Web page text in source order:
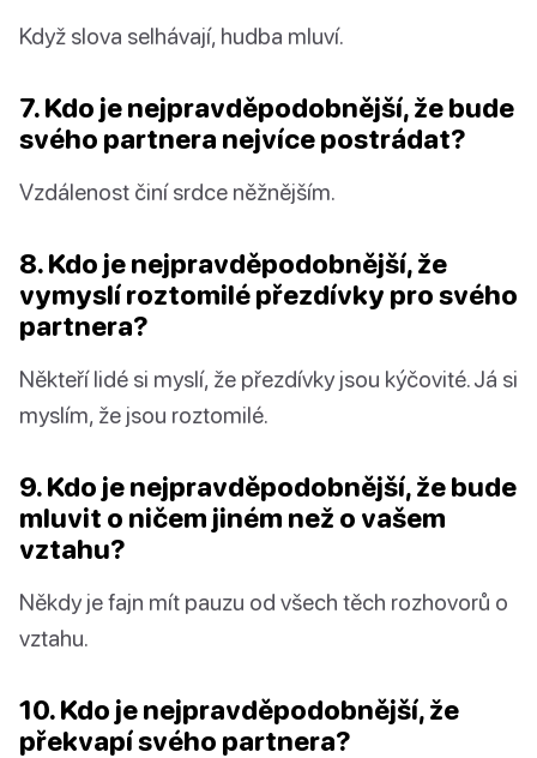
Když slova selhávají, hudba mluví.
7. Kdo je nejpravděpodobnější, že bude
svého partnera nejvíce postrádat?
Vzdálenost činí srdce něžnějším.
8. Kdo je nejpravděpodobnější, že
vymyslí roztomilé přezdívky pro svého
partnera?
Někteří lidé si myslí, že přezdívky jsou kýčovité. Já si
myslím, že jsou roztomilé.
9. Kdo je nejpravděpodobnější, že bude
mluvit o ničem jiném než o vašem
vztahu?
Někdy je fajn mít pauzu od všech těch rozhovorů o
vztahu.
10. Kdo je nejpravděpodobnější, že
překvapí svého partnera?